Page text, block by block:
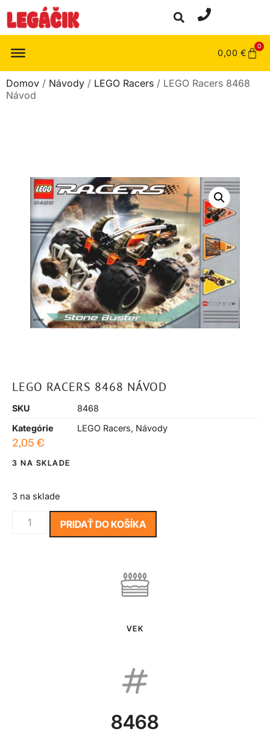
0,00 €
0
Domov / Návody / LEGO Racers / LEGO Racers 8468
Návod
LEGO RACERS 8468 NÁVOD
SKU
8468
Kategórie
LEGO Racers, Návody
2,05 €
3 NA SKLADE
3 na sklade
PRIDAŤ DO KOŠÍKA
VEK
8468